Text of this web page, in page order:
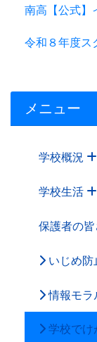
南高【公式】
令和８年度ス
メニュー
学校概況
学校生活
保護者の
いじめ防
情報モラ
学校でけ